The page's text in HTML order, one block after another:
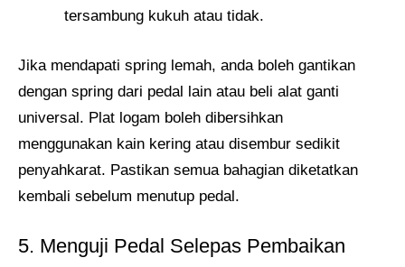
tersambung kukuh atau tidak.
Jika mendapati spring lemah, anda boleh gantikan
dengan spring dari pedal lain atau beli alat ganti
universal. Plat logam boleh dibersihkan
menggunakan kain kering atau disembur sedikit
penyahkarat. Pastikan semua bahagian diketatkan
kembali sebelum menutup pedal.
5. Menguji Pedal Selepas Pembaikan